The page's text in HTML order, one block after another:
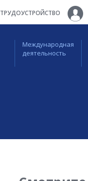
ТРУДОУСТРОЙСТВО
Международная
деятельность